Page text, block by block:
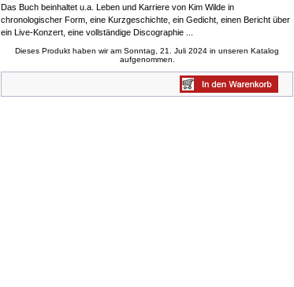
Das Buch beinhaltet u.a. Leben und Karriere von Kim Wilde in
chronologischer Form, eine Kurzgeschichte, ein Gedicht, einen Bericht über
ein Live-Konzert, eine vollständige Discographie ...
Dieses Produkt haben wir am Sonntag, 21. Juli 2024 in unseren Katalog
aufgenommen.